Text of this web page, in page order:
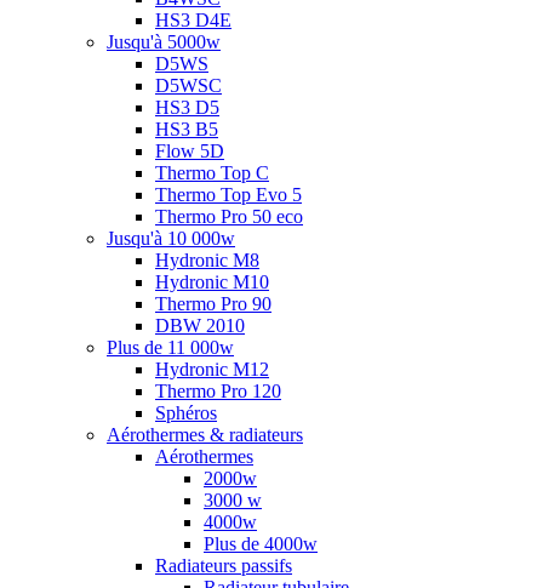
HS3 D4E
Jusqu'à 5000w
D5WS
D5WSC
HS3 D5
HS3 B5
Flow 5D
Thermo Top C
Thermo Top Evo 5
Thermo Pro 50 eco
Jusqu'à 10 000w
Hydronic M8
Hydronic M10
Thermo Pro 90
DBW 2010
Plus de 11 000w
Hydronic M12
Thermo Pro 120
Sphéros
Aérothermes & radiateurs
Aérothermes
2000w
3000 w
4000w
Plus de 4000w
Radiateurs passifs